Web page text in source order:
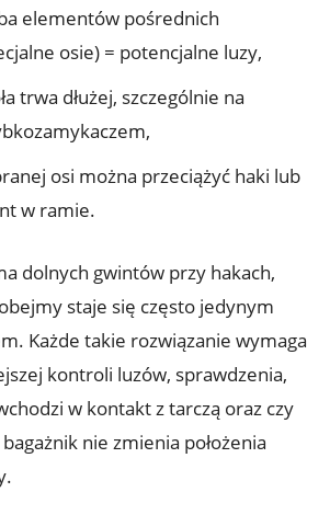
elementów pośrednich
osie) = potencjalne luzy,
trwa dłużej, szczególnie na
osi można przeciążyć haki lub
w ramie.
dolnych gwintów przy hakach,
staje się często jedynym
Każde takie rozwiązanie wymaga
kontroli luzów, sprawdzenia,
w kontakt z tarczą oraz czy
nie zmienia położenia